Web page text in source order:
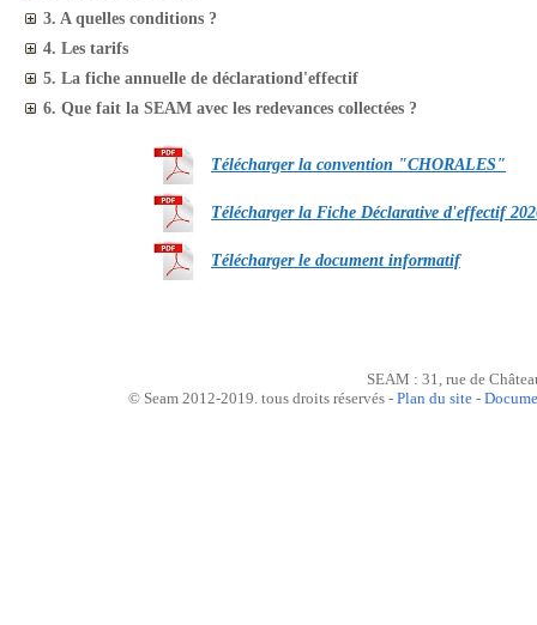
3. A quelles conditions ?
4. Les tarifs
5. La fiche annuelle de déclarationd'effectif
6. Que fait la SEAM avec les redevances collectées ?
Télécharger la convention "CHORALES"
Télécharger la Fiche Déclarative d'effectif
Télécharger le document informatif
SEAM : 31, rue de
© Seam 2012-2019. tous droits réservés - Plan du site-